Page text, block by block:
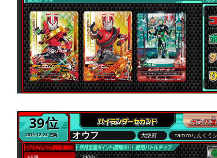
39位
2014-12-23 更新 オウフ 大阪府 namcoりんくう